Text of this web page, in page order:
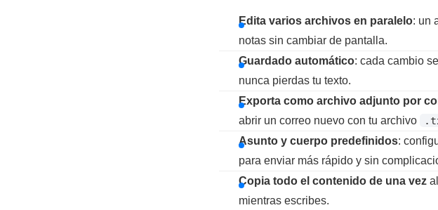
Edita varios archivos en paralelo: un
notas sin cambiar de pantalla.
Guardado automático: cada cambio
nunca pierdas tu texto.
Exporta como archivo adjunto por
abrir un correo nuevo con tu archivo
Asunto y cuerpo predefinidos:
para enviar más rápido y sin
Copia todo el contenido de una vez
mientras escribes.